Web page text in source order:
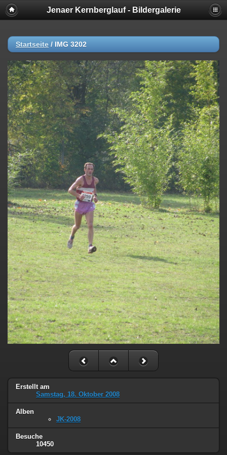
Jenaer Kernberglauf - Bildergalerie
Startseite / IMG 3202
Erstellt am
Samstag, 18. Oktober 2008
Alben
JK-2008
Besuche
10450